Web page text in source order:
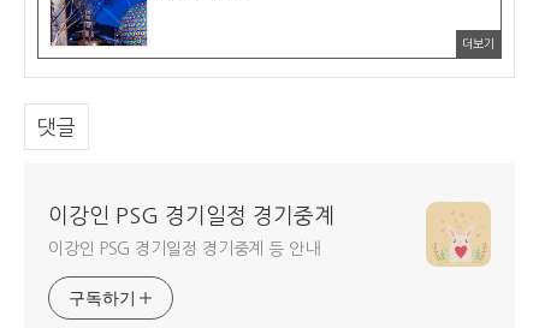
더보기
댓글
이강인 PSG 경기일정 경기중계
이강인 PSG 경기일정 경기중계 등 안내
구독하기